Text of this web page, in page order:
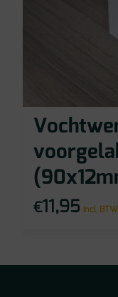
€11,95 incl BTW